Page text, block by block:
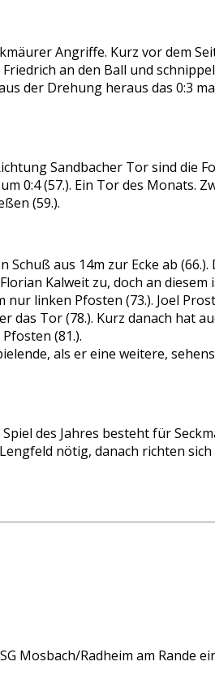
Angriffe. Kurz vor dem
an den Ball und
der Drehung heraus das 0:3
Sandbacher Tor sind die
0:4 (57.). Ein Tor des Monats.
(59.).
aus 14m zur Ecke ab (66.).
Kalweit zu, doch an
linken Pfosten (73.). Joel
Tor (78.). Kurz danach hat
(81.).
als er eine weitere,
des Jahres besteht für
nötig, danach richten sich
Mosbach/Radheim am Rande